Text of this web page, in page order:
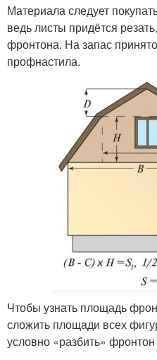
Материала следует
ведь листы придётся
фронтона. На запас
профнастила.
Чтобы узнать площадь
сложить площади всех
условно «разбить» фронтон